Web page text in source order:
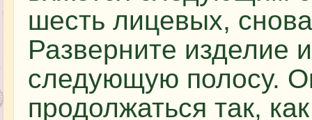
шесть лицевых,
Разверните изделие
следующую полосу.
продолжаться так,